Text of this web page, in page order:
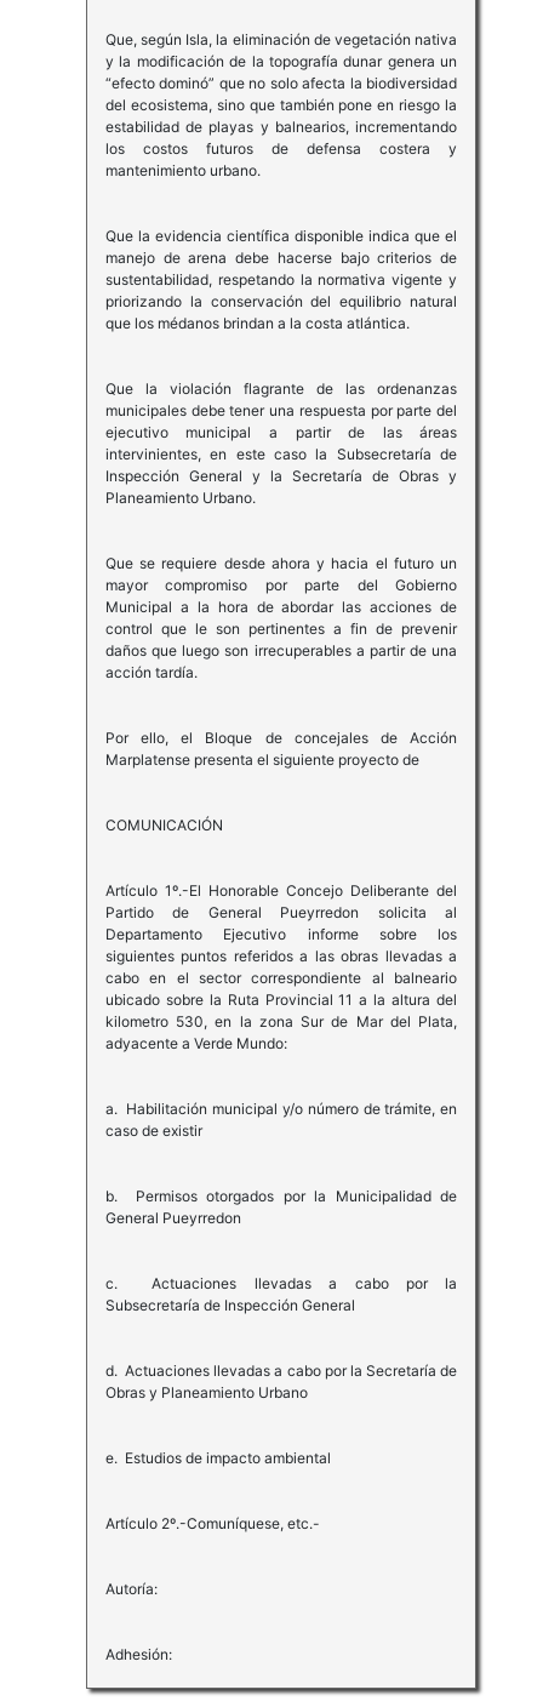
Que, según Isla, la eliminación de vegetación nativa
y la modificación de la topografía dunar genera un
“efecto dominó” que no solo afecta la biodiversidad
del ecosistema, sino que también pone en riesgo la
estabilidad de playas y balnearios, incrementando
los costos futuros de defensa costera y
mantenimiento urbano.
Que la evidencia científica disponible indica que el
manejo de arena debe hacerse bajo criterios de
sustentabilidad, respetando la normativa vigente y
priorizando la conservación del equilibrio natural
que los médanos brindan a la costa atlántica.
Que la violación flagrante de las ordenanzas
municipales debe tener una respuesta por parte del
ejecutivo municipal a partir de las áreas
intervinientes, en este caso la Subsecretaría de
Inspección General y la Secretaría de Obras y
Planeamiento Urbano.
Que se requiere desde ahora y hacia el futuro un
mayor compromiso por parte del Gobierno
Municipal a la hora de abordar las acciones de
control que le son pertinentes a fin de prevenir
daños que luego son irrecuperables a partir de una
acción tardía.
Por ello, el Bloque de concejales de Acción
Marplatense presenta el siguiente proyecto de
COMUNICACIÓN
Artículo 1º.-El Honorable Concejo Deliberante del
Partido de General Pueyrredon solicita al
Departamento Ejecutivo informe sobre los
siguientes puntos referidos a las obras llevadas a
cabo en el sector correspondiente al balneario
ubicado sobre la Ruta Provincial 11 a la altura del
kilometro 530, en la zona Sur de Mar del Plata,
adyacente a Verde Mundo:
a. Habilitación municipal y/o número de trámite, en
caso de existir
b. Permisos otorgados por la Municipalidad de
General Pueyrredon
c. Actuaciones llevadas a cabo por la
Subsecretaría de Inspección General
d. Actuaciones llevadas a cabo por la Secretaría de
Obras y Planeamiento Urbano
e. Estudios de impacto ambiental
Artículo 2º.-Comuníquese, etc.-
Autoría:
Adhesión: